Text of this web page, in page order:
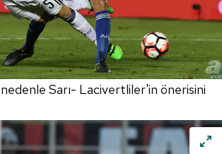
Sarı- Lacivertliler'in önerisini